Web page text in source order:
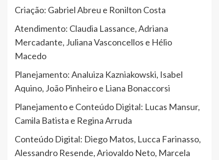
Criação: Gabriel Abreu e Ronilton Costa
Atendimento: Claudia Lassance, Adriana
Mercadante, Juliana Vasconcellos e Hélio
Macedo
Planejamento: Analuiza Kazniakowski, Isabel
Aquino, João Pinheiro e Liana Bonaccorsi
Planejamento e Conteúdo Digital: Lucas Mansur,
Camila Batista e Regina Arruda
Conteúdo Digital: Diego Matos, Lucca Farinasso,
Alessandro Resende, Ariovaldo Neto, Marcela